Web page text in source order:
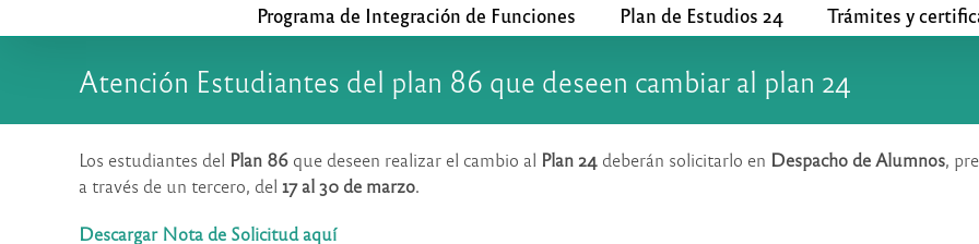
Programa de Integración de Funciones
Plan de Estudios 24 Trámites y
Atención Estudiantes del plan 86 que deseen cambiar al plan 24
Los estudiantes del Plan 86que deseen realizar el cambio al Plan 24deberán solicitarlo en Despacho de Alumnos,
a través de un tercero, del 17 al 30 de marzo.
Descargar Nota de Solicitud aquí